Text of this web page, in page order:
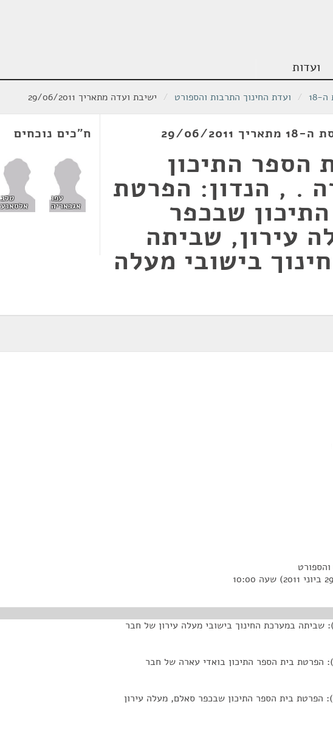
ועדות
18
/ ועדת החינוך התרבות והספורט / ישיבת ועדה מתאריך 29/06/2011
06/2011
הספר התיכון
. , הנדון: הפרטת
שבכפר
עירון, שביתה
בישובי מעלה
ח"כים נוכחים
עפו
אגבאריה
טלב
אלסאנע
שביתה במערכת החינוך בישובי מעלה עירון של חבר
הפרטת בית הספר התיכון בואדי עארה של חבר
הפרטת בית הספר התיכון שבכפר סאלם, מעלה עירון